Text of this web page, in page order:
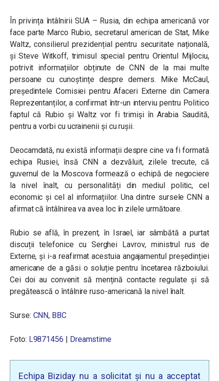
În privința întâlnirii SUA – Rusia, din echipa americană vor
face parte Marco Rubio, secretarul american de Stat, Mike
Waltz, consilierul prezidențial pentru securitate națională,
și Steve Witkoff, trimisul special pentru Orientul Mijlociu,
potrivit informațiilor obținute de CNN de la mai multe
persoane cu cunoștințe despre demers. Mike McCaul,
președintele Comisiei pentru Afaceri Externe din Camera
Reprezentanților, a confirmat într-un interviu pentru Politico
faptul că Rubio și Waltz vor fi trimiși în Arabia Saudită,
pentru a vorbi cu ucrainenii și cu rușii.
Deocamdată, nu există informații despre cine va fi formată
echipa Rusiei, însă CNN a dezvăluit, zilele trecute, că
guvernul de la Moscova formează o echipă de negociere
la nivel înalt, cu personalități din mediul politic, cel
economic și cel al informațiilor. Una dintre sursele CNN a
afirmat că întâlnirea va avea loc în zilele următoare.
Rubio se află, în prezent, în Israel, iar sâmbătă a purtat
discuții telefonice cu Serghei Lavrov, ministrul rus de
Externe, și i-a reafirmat acestuia angajamentul președinției
americane de a găsi o soluție pentru încetarea războiului.
Cei doi au convenit să mențină contacte regulate și să
pregătească o întâlnire ruso-americană la nivel înalt.
Surse: CNN, BBC
Foto: L9871456 | Dreamstime
Echipa Biziday nu a solicitat și nu a acceptat